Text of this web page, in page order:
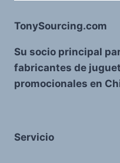
TonySourcing.com
Su socio principal
fabricantes de
promocionales en
Servicio